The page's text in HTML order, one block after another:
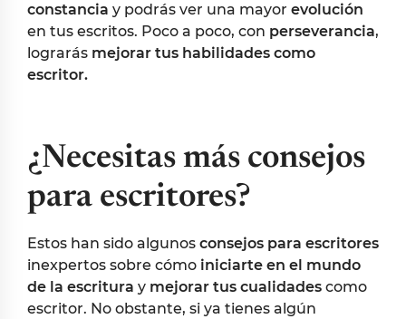
constancia y podrás ver una mayor evolución
en tus escritos. Poco a poco, con perseverancia,
lograrás mejorar tus habilidades como
escritor.
¿Necesitas más consejos
para escritores?
Estos han sido algunos consejos para escritores
inexpertos sobre cómo iniciarte en el mundo
de la escritura y mejorar tus cualidades como
escritor. No obstante, si ya tienes algún